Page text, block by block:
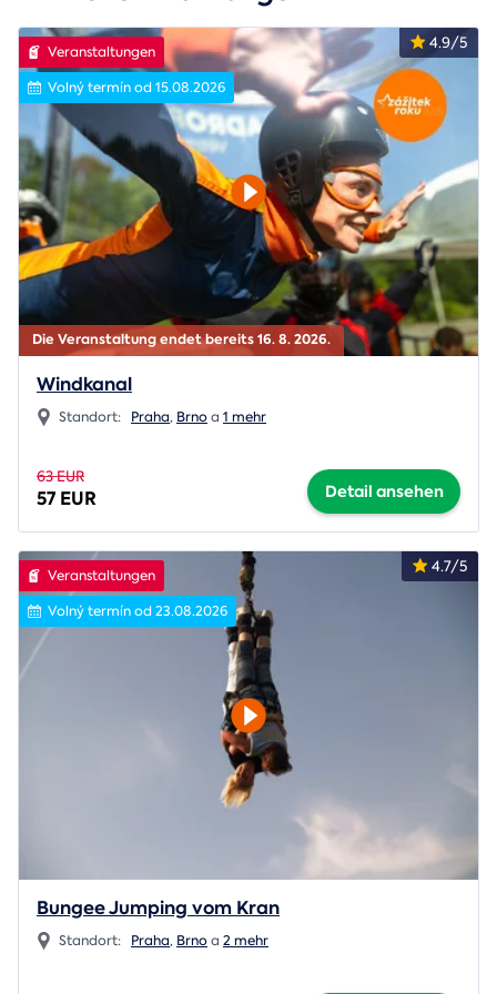
Die Veranstaltung endet bereits 16. 8. 2026.
4.9/5
Veranstaltungen
Volný termín od 15.08.2026
Windkanal
Standort: Praha, Brnoa 1 mehr
63 EUR
57 EUR Detail ansehen
4.7/5
Veranstaltungen
Volný termín od 23.08.2026
Bungee Jumping vom Kran
Standort: Praha, Brnoa 2 mehr